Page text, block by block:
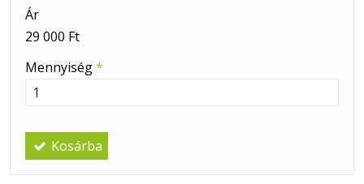
Ár
29 000 Ft
Mennyiség*
Kosárba